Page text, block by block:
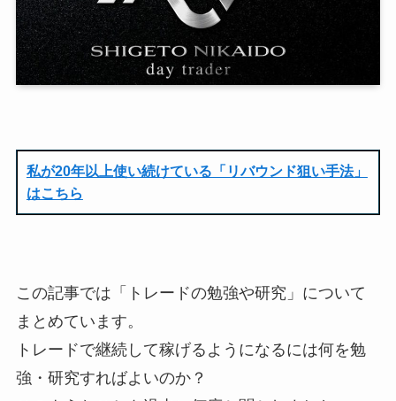
私が20年以上使い続けている「リバウンド狙い手法」
はこちら
この記事では「トレードの勉強や研究」について
まとめています。
トレードで継続して稼げるようになるには何を勉
強・研究すればよいのか？